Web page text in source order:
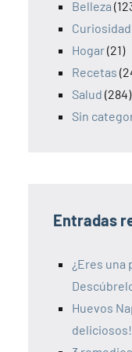
Belleza
Hogar(21)
Recetas
Salud (284)
Sin
Entradas
¿Eres una
Huevos
deliciosos!